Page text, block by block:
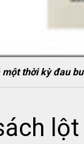
thời kỳ đau